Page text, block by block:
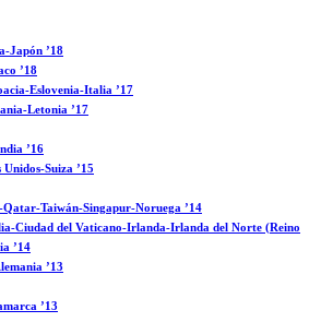
Japón ’18
’18
Eslovenia-Italia ’17
Letonia ’17
’16
Suiza ’15
Taiwán-Singapur-Noruega ’14
Ciudad del Vaticano-Irlanda-Irlanda del Norte (Reino
’14
’13
’13